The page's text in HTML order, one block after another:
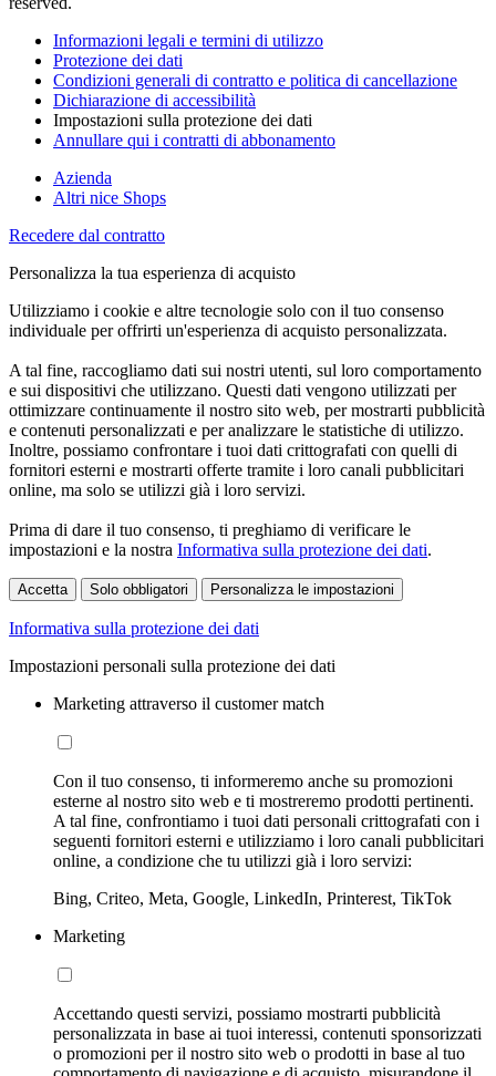
Informazioni legali e termini di utilizzo
Protezione dei dati
Condizioni generali di contratto e politica di cancellazione
Dichiarazione di accessibilità
Impostazioni sulla protezione dei dati
Annullare qui i contratti di abbonamento
Azienda
Altri nice Shops
Recedere dal contratto
Personalizza la tua esperienza di acquisto
Utilizziamo i cookie e altre tecnologie solo con il tuo consenso
individuale per offrirti un'esperienza di acquisto personalizzata.
A tal fine, raccogliamo dati sui nostri utenti, sul loro comportamento
e sui dispositivi che utilizzano. Questi dati vengono utilizzati per
ottimizzare continuamente il nostro sito web, per mostrarti pubblicità
e contenuti personalizzati e per analizzare le statistiche di utilizzo.
Inoltre, possiamo confrontare i tuoi dati crittografati con quelli di
fornitori esterni e mostrarti offerte tramite i loro canali pubblicitari
online, ma solo se utilizzi già i loro servizi.
Prima di dare il tuo consenso, ti preghiamo di verificare le
impostazioni e la nostra Informativa sulla protezione dei dati.
Accetta Solo obbligatori Personalizza le impostazioni
Informativa sulla protezione dei dati
Impostazioni personali sulla protezione dei dati
Marketing attraverso il customer match
Con il tuo consenso, ti informeremo anche su promozioni
esterne al nostro sito web e ti mostreremo prodotti pertinenti.
A tal fine, confrontiamo i tuoi dati personali crittografati con i
seguenti fornitori esterni e utilizziamo i loro canali pubblicitari
online, a condizione che tu utilizzi già i loro servizi:
Bing, Criteo, Meta, Google, LinkedIn, Printerest, TikTok
Marketing
Accettando questi servizi, possiamo mostrarti pubblicità
personalizzata in base ai tuoi interessi, contenuti sponsorizzati
o promozioni per il nostro sito web o prodotti in base al tuo